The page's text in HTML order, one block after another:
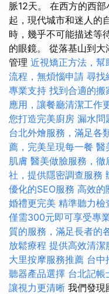
脈12天。 在西方的西
起，現代城市和迷人的
時，幾乎不可能描述等
的眼鏡。 從落基山到
管理 近視矯正方法，幫
流程，無煩惱申請 尋找
專業支持 找到合適的搬
應用，讓餐廳清潔工作
您打造完美廚房 漏水問
台北外燴服務，滿足各
薦，完美呈現每一餐 醫
肌膚 醫美做臉服務，徹
社，提供隱密調查服務
優化的SEO服務 高效的
婚禮更完美 精準聽力檢
僅需300元即可享受專
質的服務，滿足長者的
放鬆療程 提供高效清潔
大里按摩服務推薦 台中
聽器產品選擇 台北記帳
讓視力更清晰 我們發現